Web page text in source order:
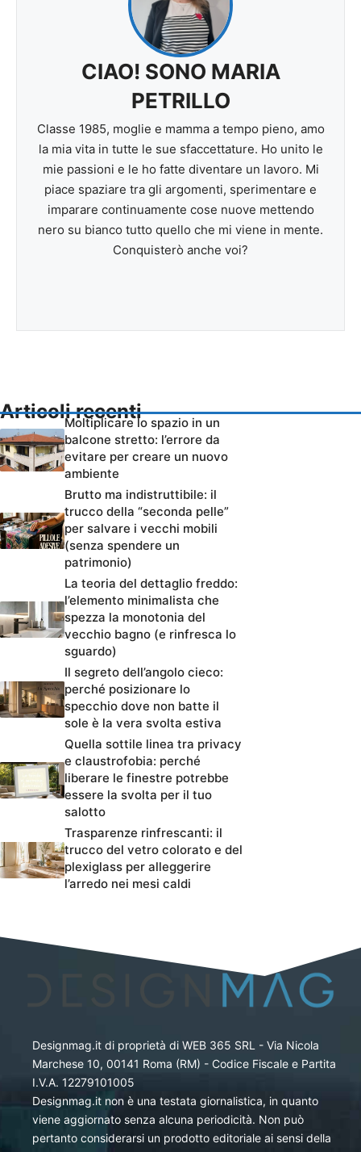
CIAO! SONO MARIA
PETRILLO
Classe 1985, moglie e mamma a tempo pieno, amo
la mia vita in tutte le sue sfaccettature. Ho unito le
mie passioni e le ho fatte diventare un lavoro. Mi
piace spaziare tra gli argomenti, sperimentare e
imparare continuamente cose nuove mettendo
nero su bianco tutto quello che mi viene in mente.
Conquisterò anche voi?
Articoli recenti
Moltiplicare lo spazio in un
balcone stretto: l’errore da
evitare per creare un nuovo
ambiente
Brutto ma indistruttibile: il
trucco della “seconda pelle”
per salvare i vecchi mobili
(senza spendere un
patrimonio)
La teoria del dettaglio freddo:
l’elemento minimalista che
spezza la monotonia del
vecchio bagno (e rinfresca lo
sguardo)
Il segreto dell’angolo cieco:
perché posizionare lo
specchio dove non batte il
sole è la vera svolta estiva
Quella sottile linea tra privacy
e claustrofobia: perché
liberare le finestre potrebbe
essere la svolta per il tuo
salotto
Trasparenze rinfrescanti: il
trucco del vetro colorato e del
plexiglass per alleggerire
l’arredo nei mesi caldi
Designmag.it di proprietà di WEB 365 SRL - Via Nicola
Marchese 10, 00141 Roma (RM) - Codice Fiscale e Partita
I.V.A. 12279101005
Designmag.it non è una testata giornalistica, in quanto
viene aggiornato senza alcuna periodicità. Non può
pertanto considerarsi un prodotto editoriale ai sensi della